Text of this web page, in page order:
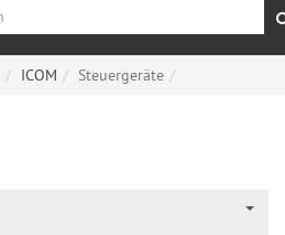
ICOM Steuergeräte